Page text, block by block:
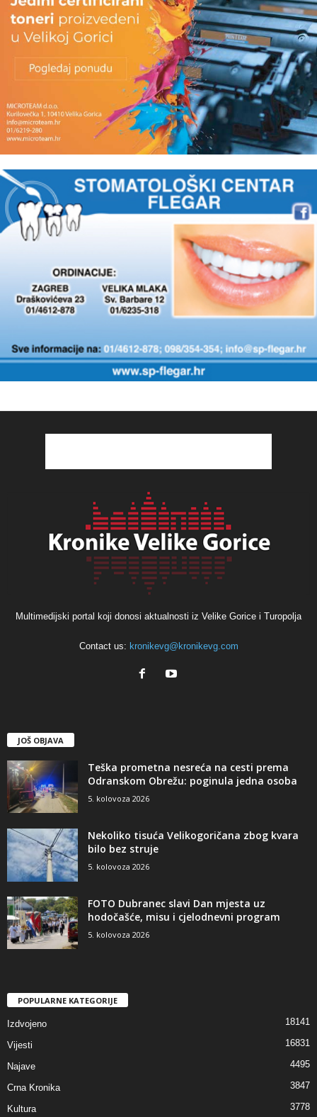
Multimedijski portal koji donosi aktualnosti iz Velike Gorice i Turopolja
Contact us: kronikevg@kronikevg.com
JOŠ OBJAVA
Teška prometna nesreća na cesti prema
Odranskom Obrežu: poginula jedna osoba
5. kolovoza 2026
Nekoliko tisuća Velikogoričana zbog kvara
bilo bez struje
5. kolovoza 2026
FOTO Dubranec slavi Dan mjesta uz
hodočašće, misu i cjelodnevni program
5. kolovoza 2026
POPULARNE KATEGORIJE
Izdvojeno 18141
Vijesti 16831
Najave 4495
Crna Kronika 3847
Kultura 3778